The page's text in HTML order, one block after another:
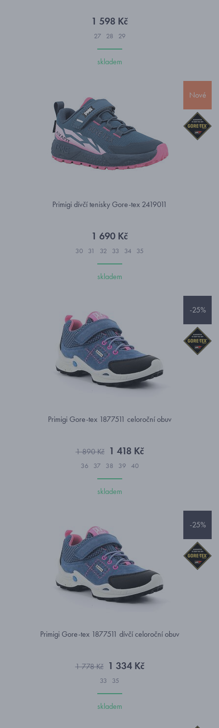
1 598 Kč
27 28 29
skladem
Nové
Primigi dívčí tenisky Gore-tex 2419011
1 690 Kč
30 31 32 33 34 35
skladem
-25%
Primigi Gore-tex 1877511 celoroční obuv
1 890 Kč 1 418 Kč
36 37 38 39 40
skladem
-25%
Primigi Gore-tex 1877511 dívčí celoroční obuv
1 778 Kč 1 334 Kč
33 35
skladem